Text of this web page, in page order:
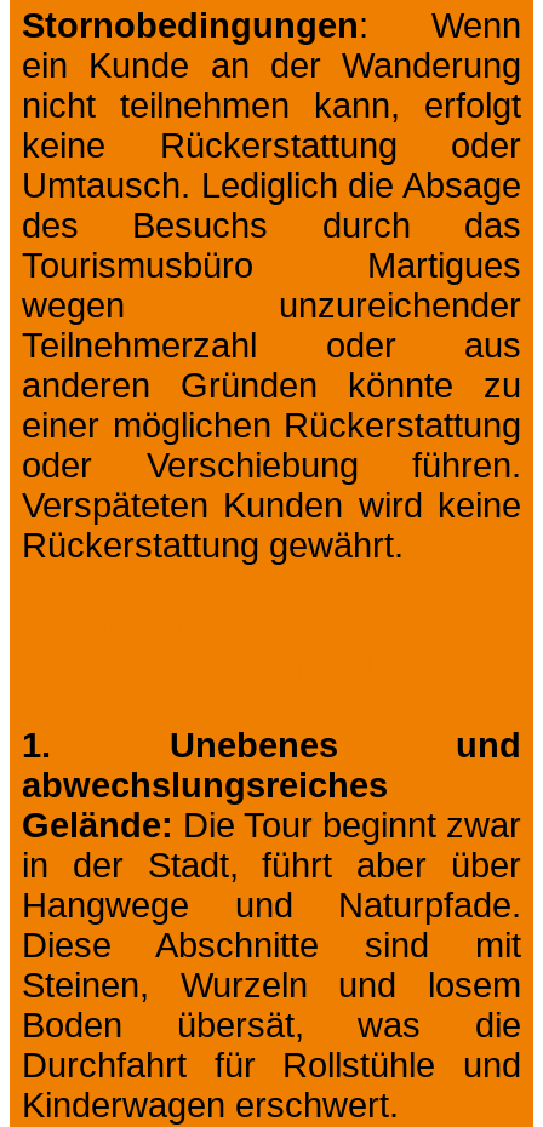
Stornobedingungen: Wenn
ein Kunde an der Wanderung
nicht teilnehmen kann, erfolgt
keine Rückerstattung oder
Umtausch. Lediglich die Absage
des Besuchs durch das
Tourismusbüro Martigues
wegen unzureichender
Teilnehmerzahl oder aus
anderen Gründen könnte zu
einer möglichen Rückerstattung
oder Verschiebung führen.
Verspäteten Kunden wird keine
Rückerstattung gewährt.
1. Unebenes und
abwechslungsreiches
Gelände: Die Tour beginnt zwar
in der Stadt, führt aber über
Hangwege und Naturpfade.
Diese Abschnitte sind mit
Steinen, Wurzeln und losem
Boden übersät, was die
Durchfahrt für Rollstühle und
Kinderwagen erschwert.